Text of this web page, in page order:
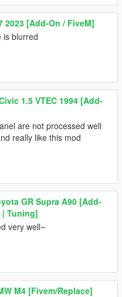
2023 [Add-On / FiveM]
is blurred
1.5 VTEC 1994 [Add-
are not processed well
really like this mod
GR Supra A90 [Add-
| Tuning]
very well~
M4 [Fivem/Replace]